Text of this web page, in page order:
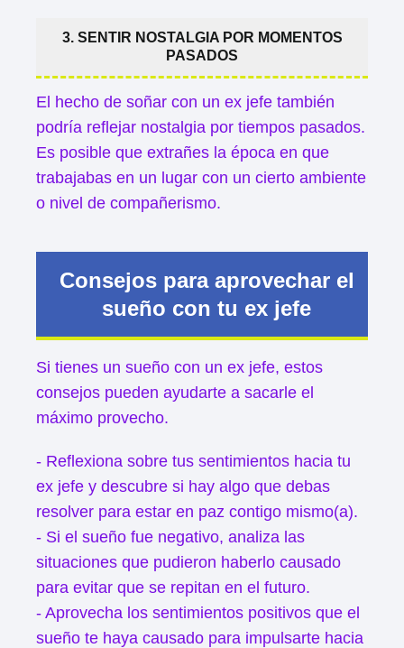
3. SENTIR NOSTALGIA POR MOMENTOS
PASADOS
El hecho de soñar con un ex jefe también
podría reflejar nostalgia por tiempos pasados.
Es posible que extrañes la época en que
trabajabas en un lugar con un cierto ambiente
o nivel de compañerismo.
Consejos para aprovechar el
sueño con tu ex jefe
Si tienes un sueño con un ex jefe, estos
consejos pueden ayudarte a sacarle el
máximo provecho.
- Reflexiona sobre tus sentimientos hacia tu
ex jefe y descubre si hay algo que debas
resolver para estar en paz contigo mismo(a).
- Si el sueño fue negativo, analiza las
situaciones que pudieron haberlo causado
para evitar que se repitan en el futuro.
- Aprovecha los sentimientos positivos que el
sueño te haya causado para impulsarte hacia